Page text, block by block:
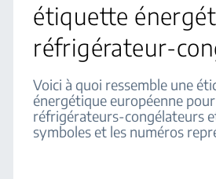
étiquette
réfrigérateur-
Voici à quoi ressemble une
énergétique européenne
réfrigérateurs-congélateurs
symboles et les numéros